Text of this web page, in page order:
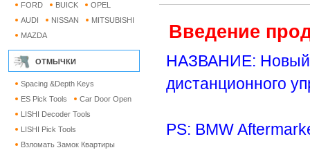
FORD
BUICK
OPEL
AUDI
NISSAN
MITSUBISHI
MAZDA
ОТМЫЧКИ
Spacing &Depth Keys
ES Pick Tools
Car Door Open
LISHI Decoder Tools
LISHI Pick Tools
Взломать Замок Квартиры
Введение
НАЗВАНИЕ: Новый
дистанционного
PS: BMW